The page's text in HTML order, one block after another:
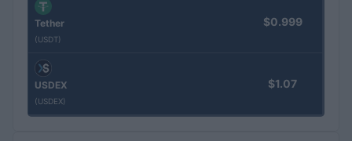
Tether
(USDT)
$0.999
USDEX
(USDEX)
$1.07